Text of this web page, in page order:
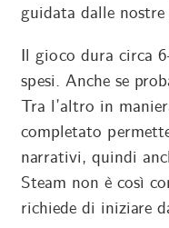
guidata dalle nostre
Il gioco dura circa
spesi. Anche se
Tra l’altro in
completato
narrativi, quindi
Steam non è così
richiede di iniziare